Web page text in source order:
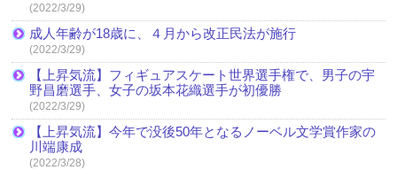
(2022/3/29)
成人年齢が18歳に、４月から改正民法が施行
(2022/3/29)
【上昇気流】フィギュアスケート世界選手権で、男子の宇
野昌磨選手、女子の坂本花織選手が初優勝
(2022/3/29)
【上昇気流】今年で没後50年となるノーベル文学賞作家の
川端康成
(2022/3/28)